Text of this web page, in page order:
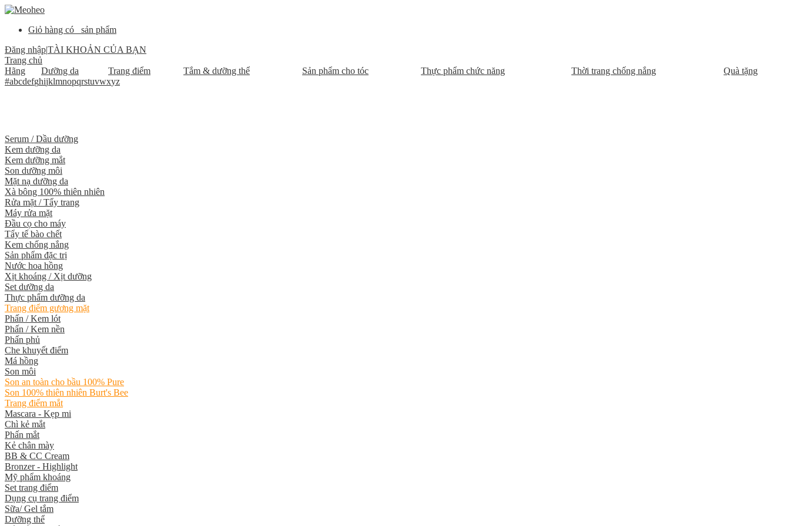
Giỏ hàng có
sản phẩm
Đăng nhập|TÀI KHOẢN CỦA BẠN
Trang chủ
Hãng
Dưỡng da Trang điểm Tắm & dưỡng thể Sản phẩm cho tóc Thực phẩm chức năng Thời trang chống nắng
Quà tặng
#abcdefghijklmnopqrstuvwxyz
Serum / Dầu dưỡng
Kem dưỡng da
Kem dưỡng mắt
Son dưỡng môi
Mặt nạ dưỡng da
Xà bông 100% thiên nhiên
Rửa mặt / Tẩy trang
Máy rửa mặt
Đầu cọ cho máy
Tẩy tế bào chết
Kem chống nắng
Sản phẩm đặc trị
Nước hoa hồng
Xịt khoáng / Xịt dưỡng
Set dưỡng da
Thực phẩm dưỡng da
Trang điểm gương mặt
Phấn / Kem lót
Phấn / Kem nền
Phấn phủ
Che khuyết điểm
Má hồng
Son môi
Son an toàn cho bầu 100% Pure
Son 100% thiên nhiên Burt's Bee
Trang điểm mắt
Mascara - Kẹp mi
Chì kẻ mắt
Phấn mắt
Kẻ chân mày
BB & CC Cream
Bronzer - Highlight
Mỹ phẩm khoáng
Set trang điểm
Dụng cụ trang điểm
Sữa/ Gel tắm
Dưỡng thể